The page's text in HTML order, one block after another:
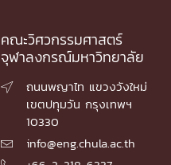
คณะวิศวกรรมศาสตร์
จุฬาลงกรณ์มหาวิทยาลัย

ถนนพญาไท แขวงวังใหม่
เขตปทุมวัน กรุงเทพฯ
10330
 info@eng.chula.ac.th